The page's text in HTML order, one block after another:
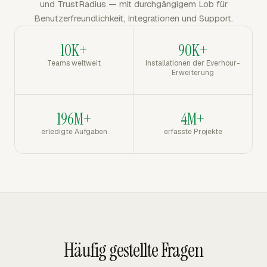
und TrustRadius — mit durchgängigem Lob für
Benutzerfreundlichkeit, Integrationen und Support.
10K+
Teams weltweit
90K+
Installationen der Everhour-
Erweiterung
196M+
erledigte Aufgaben
4M+
erfasste Projekte
Häufig gestellte Fragen